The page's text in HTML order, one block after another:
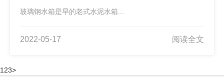
玻璃钢水箱是早的老式水泥水箱...
2022-05-17 阅读全文
1 23>